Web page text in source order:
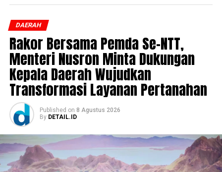
DAERAH
Rakor Bersama Pemda Se-NTT,
Menteri Nusron Minta Dukungan
Kepala Daerah Wujudkan
Transformasi Layanan Pertanahan
Published on 8 Agustus 2026
By DETAIL.ID